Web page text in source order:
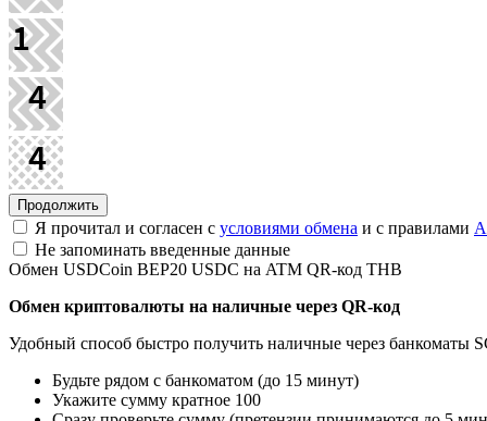
Я прочитал и согласен с условиями обмена и с правилами
Не запоминать введенные данные
Обмен USDCoin BEP20 USDC на ATM QR-код THB
Обмен криптовалюты на наличные через QR-код
Удобный способ быстро получить наличные через банкоматы
Будьте рядом с банкоматом (до 15 минут)
Укажите сумму кратное 100